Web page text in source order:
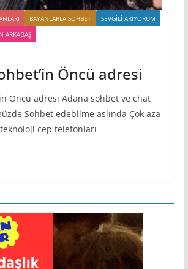
BAYANLARLA SOHBET
SEVGILI ARIYORUM
ARKADAŞ
Öncü adresi
Öncü adresi Adana sohbet ve chat
Sohbet edebilme aslında Çok aza
cep telefonları